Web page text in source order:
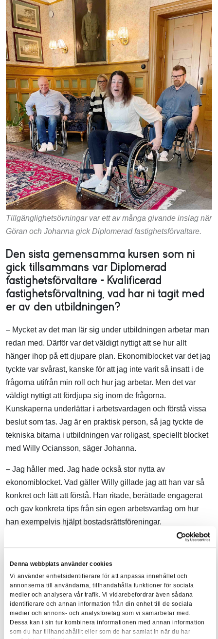
Denna webbplats använder cookies
Vi använder enhetsidentifierare för att anpassa innehållet och
annonserna till användarna, tillhandahålla funktioner för sociala
medier och analysera vår trafik. Vi vidarebefordrar även sådana
identifierare och annan information från din enhet till de sociala
medier och annons- och analysföretag som vi samarbetar med.
Dessa kan i sin tur kombinera informationen med annan information
som du har tillhandahållit eller som de har samlat in när du har
Tillgänglighetsövningar var ett av många givande inslag när
Göran och Johanna gick Diplomerad fastighetsförvaltare.
Den sista gemensamma kursen som ni
gick tillsammans var Diplomerad
fastighetsförvaltare – Kvalificerad
fastighetsförvaltning, vad har ni tagit med
er av den utbildningen?
– Mycket av det man lär sig under utbildningen arbetar man
redan med. Därför var det väldigt nyttigt att se hur allt
hänger ihop på ett djupare plan. Ekonomiblocket var det jag
tyckte var svårast, kanske för att jag inte varit så insatt i de
frågorna utifrån min roll och hur jag arbetar. Men det var
väldigt nyttigt att fördjupa sig inom de frågorna.
Kunskaperna underlättar i arbetsvardagen och förstå vissa
beslut som tas. Jag är en praktisk person, så jag tyckte de
tekniska bitarna i utbildningen var roligast, speciellt blocket
med Willy Ociansson, säger Johanna.
– Jag håller med. Jag hade också stor nytta av
ekonomiblocket. Vad gäller Willy gillade jag att han var så
konkret och lätt att förstå. Han ritade, berättade engagerat
och gav konkreta tips från sin egen arbetsvardag om hur
han exempelvis hjälpt bostadsrättsföreningar.
Har ni spanat in någon kurs ni vill gå
även den tillsammans?
– Jag har spanat in Diplomerad byggprojektledare men
inget är bestämt ännu, säger Johanna.
– Nej, jag har ingen ny kurs inplanerad i dagsläget. Det får